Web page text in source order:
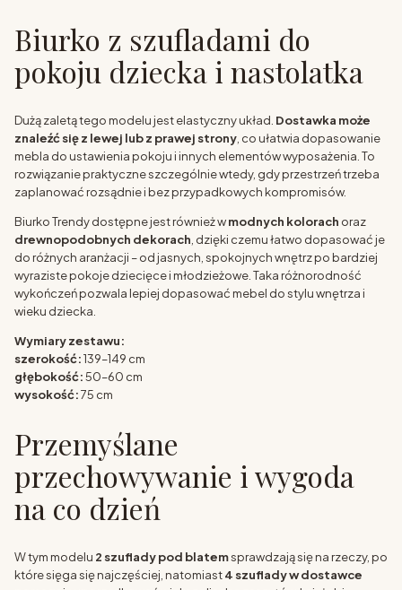
Biurko z szufladami do
pokoju dziecka i nastolatka
Dużą zaletą tego modelu jest elastyczny układ. Dostawka może
znaleźć się z lewej lub z prawej strony, co ułatwia dopasowanie
mebla do ustawienia pokoju i innych elementów wyposażenia. To
rozwiązanie praktyczne szczególnie wtedy, gdy przestrzeń trzeba
zaplanować rozsądnie i bez przypadkowych kompromisów.
Biurko Trendy dostępne jest również wmodnych kolorach oraz
drewnopodobnych dekorach, dzięki czemu łatwo dopasować je
do różnych aranżacji – od jasnych, spokojnych wnętrz po bardziej
wyraziste pokoje dziecięce i młodzieżowe. Taka różnorodność
wykończeń pozwala lepiej dopasować mebel do stylu wnętrza i
wieku dziecka.
Wymiary zestawu:
szerokość:139–149 cm
głębokość:50–60 cm
wysokość:75 cm
Przemyślane
przechowywanie i wygoda
na co dzień
W tym modelu 2 szuflady pod blatemsprawdzają się na rzeczy, po
które sięga się najczęściej, natomiast4 szuflady w dostawce